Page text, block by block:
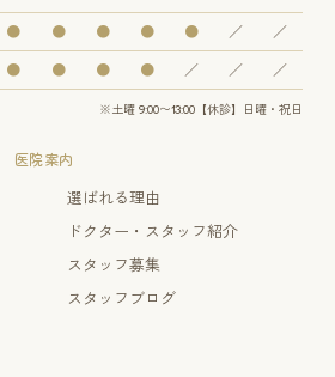
● ● ● ● ● ／ ／
● ● ● ● ／ ／ ／
※土曜 9:00〜13:00【休診】日曜・祝日
医院案内
選ばれる理由
ドクター・スタッフ紹介
スタッフ募集
スタッフブログ